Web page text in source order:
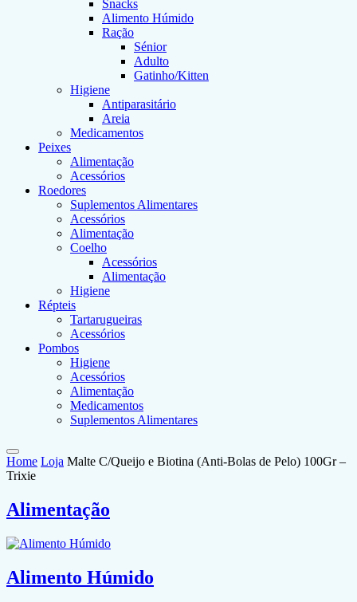
Snacks
Alimento Húmido
Ração
Sénior
Adulto
Gatinho/Kitten
Higiene
Antiparasitário
Areia
Medicamentos
Peixes
Alimentação
Acessórios
Roedores
Suplementos Alimentares
Acessórios
Alimentação
Coelho
Acessórios
Alimentação
Higiene
Répteis
Tartarugueiras
Acessórios
Pombos
Higiene
Acessórios
Alimentação
Medicamentos
Suplementos Alimentares
Home Loja Malte C/Queijo e Biotina (Anti-Bolas de Pelo) 100Gr –
Trixie
Alimentação
Alimento Húmido